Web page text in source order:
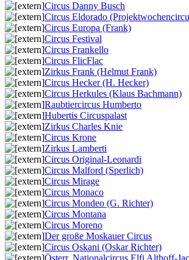
Circus Danny Busch
Circus Eldorado
Circus Europa (Frank)
Circus Festival
Circus Frankello
Circus FlicFlac
Zirkus Frank (Helmut Frank)
Circus Hecker (H. Hecker)
Circus Herkules (Klaus Bachmann)
Raubtiercircus Humberto
Hubertis Circuspalast
Zirkus Charles Knie
Circus Krone
Zirkus Lamberti
Circus Original-Leonardi
Circus Malford (Sperlich)
Circus Mirage
Circus Monaco
Circus Mondeo (G. Richter)
Circus Montana
Circus Moreno
Der große Moskauer Circus
Circus Oskani (Oskar Richter)
Österr. Nationalcircus Elfi Althoff-